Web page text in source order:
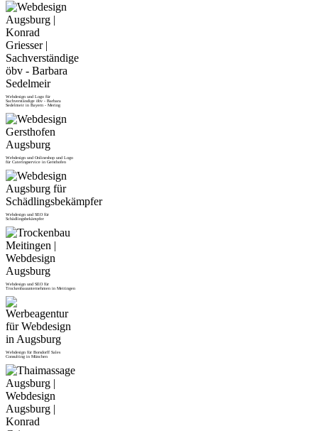
Webdesign und Logo für
Sachverständige öbv - Barbara
Sedelmeir in Bayern - Mering
Webdesign und Onlineshop und Logo
für Cateringservice in Gersthofen
Webdesign und SEO für
Schädlingsbekämpfer
Webdesign und SEO für
Trockenbauunternehmen in Meitingen
Webdesign für Borsdorff Sales
Consulting in München